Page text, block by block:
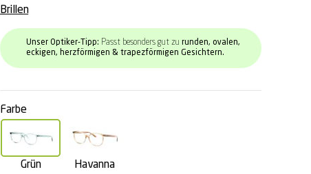
Brillen
Unser Optiker-Tipp: Passt besonders gut zu runden, ovalen,
eckigen, herzförmigen & trapezförmigen Gesichtern.
Farbe
Grün Havanna